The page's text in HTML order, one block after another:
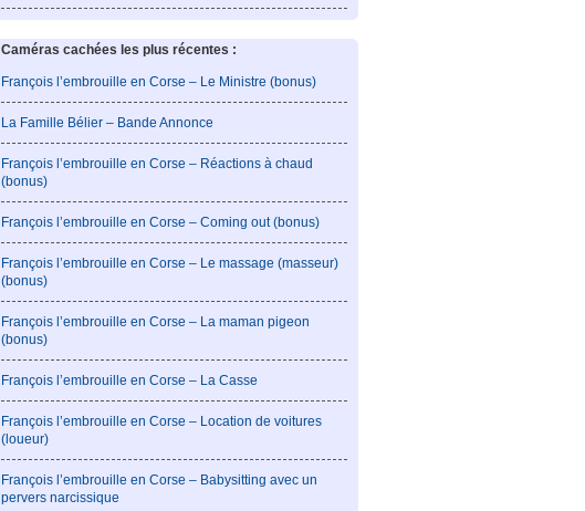
Caméras cachées les plus récentes :
François l’embrouille en Corse – Le Ministre (bonus)
La Famille Bélier – Bande Annonce
François l’embrouille en Corse – Réactions à chaud
(bonus)
François l’embrouille en Corse – Coming out (bonus)
François l’embrouille en Corse – Le massage (masseur)
(bonus)
François l’embrouille en Corse – La maman pigeon
(bonus)
François l’embrouille en Corse – La Casse
François l’embrouille en Corse – Location de voitures
(loueur)
François l’embrouille en Corse – Babysitting avec un
pervers narcissique